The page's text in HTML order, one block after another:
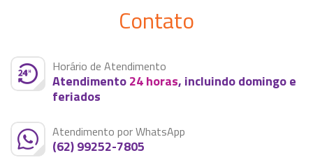
Contato
Horário de Atendimento
Atendimento24 horas, incluindo domingo e
feriados
Atendimento por WhatsApp
(62) 99252-7805